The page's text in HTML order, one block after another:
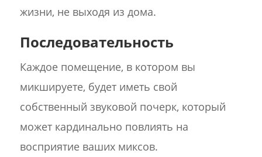
жизни, не выходя из дома.
Последовательность
Каждое помещение, в котором вы
микшируете, будет иметь свой
собственный звуковой почерк, который
может кардинально повлиять на
восприятие ваших миксов.